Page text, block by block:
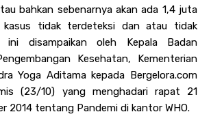
bahkan sebenarnya akan ada 1,4 juta
kasus tidak terdeteksi dan atau tidak
ini disampaikan oleh Kepala Badan
Kesehatan, Kementerian
Yoga Aditama kepada Bergelora.com
(23/10) yang menghadari rapat 21
2014 tentang Pandemi di kantor WHO.